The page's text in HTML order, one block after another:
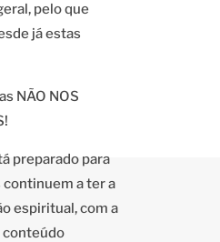
pelo que
já estas
NÃO NOS
preparado para
continuem a ter a
espiritual, com a
conteúdo